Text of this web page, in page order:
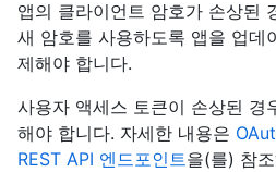
앱의 클라이언트 암호가 손상된
새 암호를 사용하도록 앱을 업데
제해야 합니다.
사용자 액세스 토큰이 손상된 경
해야 합니다. 자세한 내용은
REST API 엔드포인트을(를) 참